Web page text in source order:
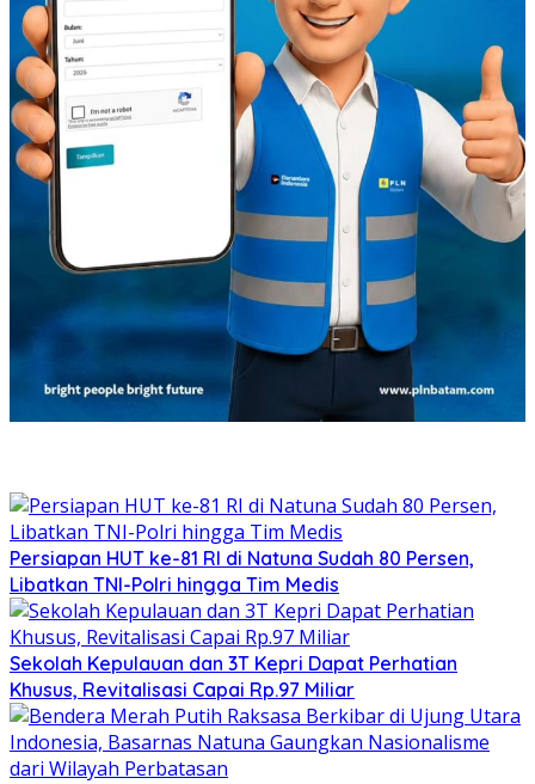
Persiapan HUT ke-81 RI di Natuna Sudah 80 Persen,
Libatkan TNI-Polri hingga Tim Medis
Sekolah Kepulauan dan 3T Kepri Dapat Perhatian
Khusus, Revitalisasi Capai Rp.97 Miliar